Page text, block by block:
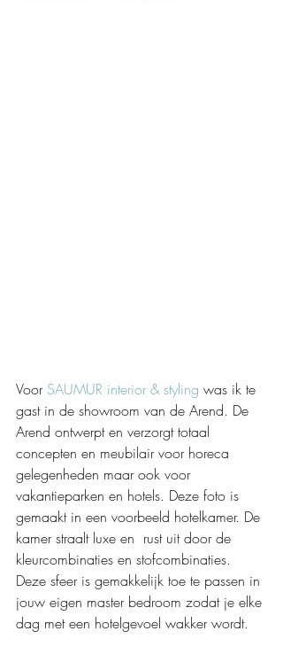
Voor SAUMUR interior & styling was ik te
gast in de showroom van de Arend. De
Arend ontwerpt en verzorgt totaal
concepten en meubilair voor horeca
gelegenheden maar ook voor
vakantieparken en hotels. Deze foto is
gemaakt in een voorbeeld hotelkamer. De
kamer straalt luxe en  rust uit door de
kleurcombinaties en stofcombinaties.
Deze sfeer is gemakkelijk toe te passen in
jouw eigen master bedroom zodat je elke
dag met een hotelgevoel wakker wordt.